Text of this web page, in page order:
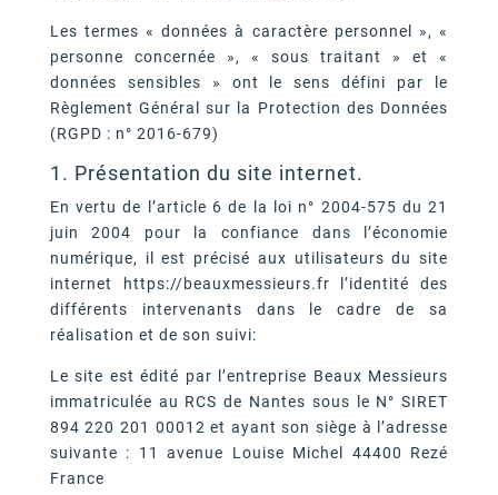
Les termes « données à caractère personnel », «
personne concernée », « sous traitant » et «
données sensibles » ont le sens défini par le
Règlement Général sur la Protection des Données
(RGPD : n° 2016-679)
1. Présentation du site internet.
En vertu de l’article 6 de la loi n° 2004-575 du 21
juin 2004 pour la confiance dans l’économie
numérique, il est précisé aux utilisateurs du site
internet https://beauxmessieurs.fr l’identité des
différents intervenants dans le cadre de sa
réalisation et de son suivi:
Le site est édité par l’entreprise Beaux Messieurs
immatriculée au RCS de Nantes sous le N° SIRET
894 220 201 00012 et ayant son siège à l’adresse
suivante : 11 avenue Louise Michel 44400 Rezé
France